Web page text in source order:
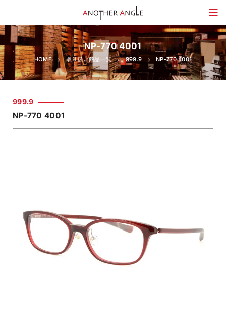
NP-770 4001
HOME 取り扱い商品一覧 999.9 NP-770 4001
999.9
NP-770 4001